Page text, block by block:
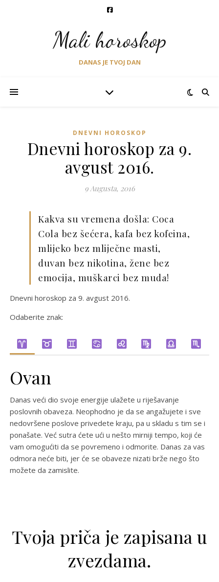
Mali horoskop
DANAS JE TVOJ DAN
DNEVNI HOROSKOP
Dnevni horoskop za 9.
avgust 2016.
9 Augusta, 2016
Kakva su vremena došla: Coca
Cola bez šećera, kafa bez kofeina,
mlijeko bez mliječne masti,
duvan bez nikotina, žene bez
emocija, muškarci bez muda!
Dnevni horoskop za 9. avgust 2016.
Odaberite znak:
Ovan
Danas veći dio svoje energije ulažete u riješavanje
poslovnih obaveza. Neophodno je da se angažujete i sve
nedovršene poslove privedete kraju, pa u skladu s tim se i
ponašate. Već sutra ćete ući u nešto mirniji tempo, koji će
vam omogućiti da se povremeno i odmorite. Danas za vas
odmora neće biti, jer će se obaveze nizati brže nego što
možete da zamislite.
Tvoja priča je zapisana u
zvezdama.